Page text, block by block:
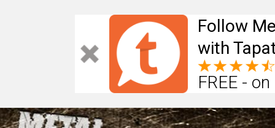
Follow
with
FREE -